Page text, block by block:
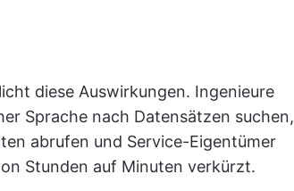
diese Auswirkungen. Ingenieure
Sprache nach Datensätzen suchen,
abrufen und Service-Eigentümer
Stunden auf Minuten verkürzt.